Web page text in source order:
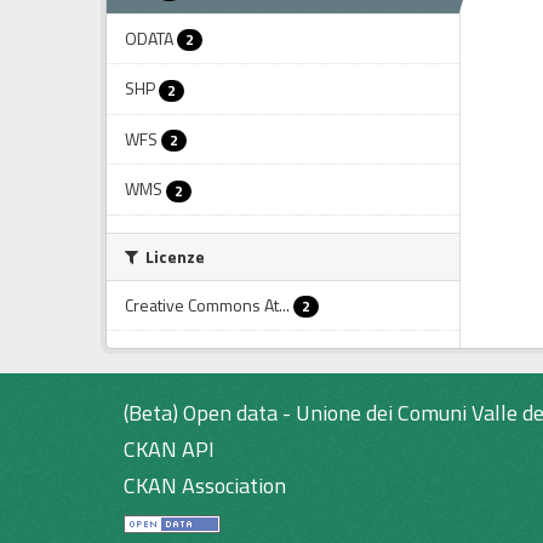
ODATA 2
SHP 2
WFS 2
WMS 2
Licenze
Creative Commons At...
2
(Beta) Open data - Unione dei Comuni Valle
CKAN API
CKAN Association